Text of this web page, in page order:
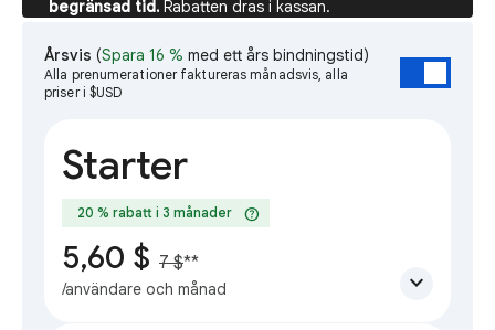
begränsad tid. Rabatten dras i kassan.
Årsvis (Spara 16 % med ett års bindningstid)
Alla prenumerationer faktureras månadsvis, alla
priser i $USD
Starter
20 % rabatt i 3 månader help
5,60 $ 7 $**
/användare och månad expand_more